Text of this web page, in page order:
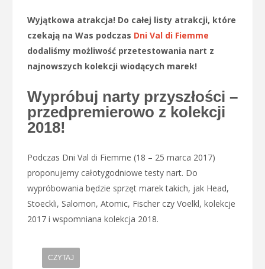
Wyjątkowa atrakcja! Do całej listy atrakcji, które
czekają na Was podczas Dni Val di Fiemme
dodaliśmy możliwość przetestowania nart z
najnowszych kolekcji wiodących marek!
Wypróbuj narty przyszłości –
przedpremierowo z kolekcji
2018!
Podczas Dni Val di Fiemme (18 – 25 marca 2017)
proponujemy całotygodniowe testy nart. Do
wypróbowania będzie sprzęt marek takich, jak Head,
Stoeckli, Salomon, Atomic, Fischer czy Voelkl, kolekcje
2017 i wspomniana kolekcja 2018.
CZYTAJ